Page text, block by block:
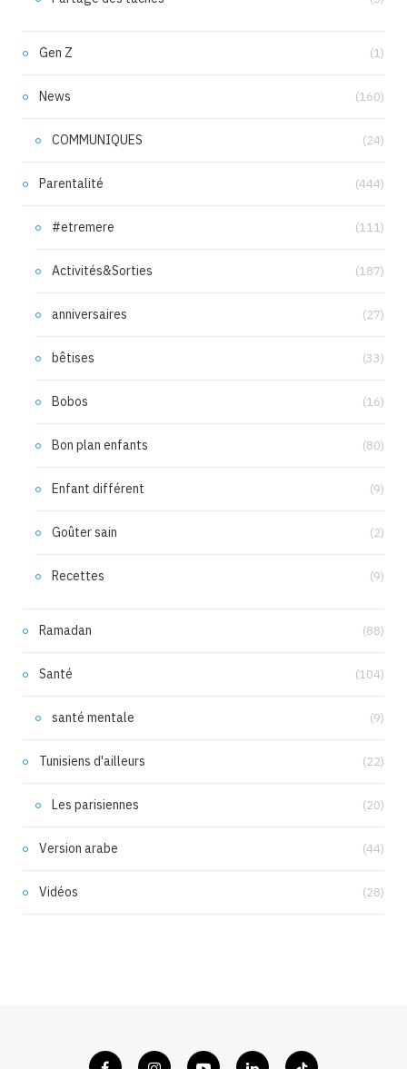
Gen Z (1)
News (160)
COMMUNIQUES (24)
Parentalité (444)
#etremere (111)
Activités&Sorties (187)
anniversaires (27)
bêtises (33)
Bobos (16)
Bon plan enfants (80)
Enfant différent (9)
Goûter sain (2)
Recettes (9)
Ramadan (88)
Santé (104)
santé mentale (9)
Tunisiens d'ailleurs (22)
Les parisiennes (20)
Version arabe (44)
Vidéos (28)